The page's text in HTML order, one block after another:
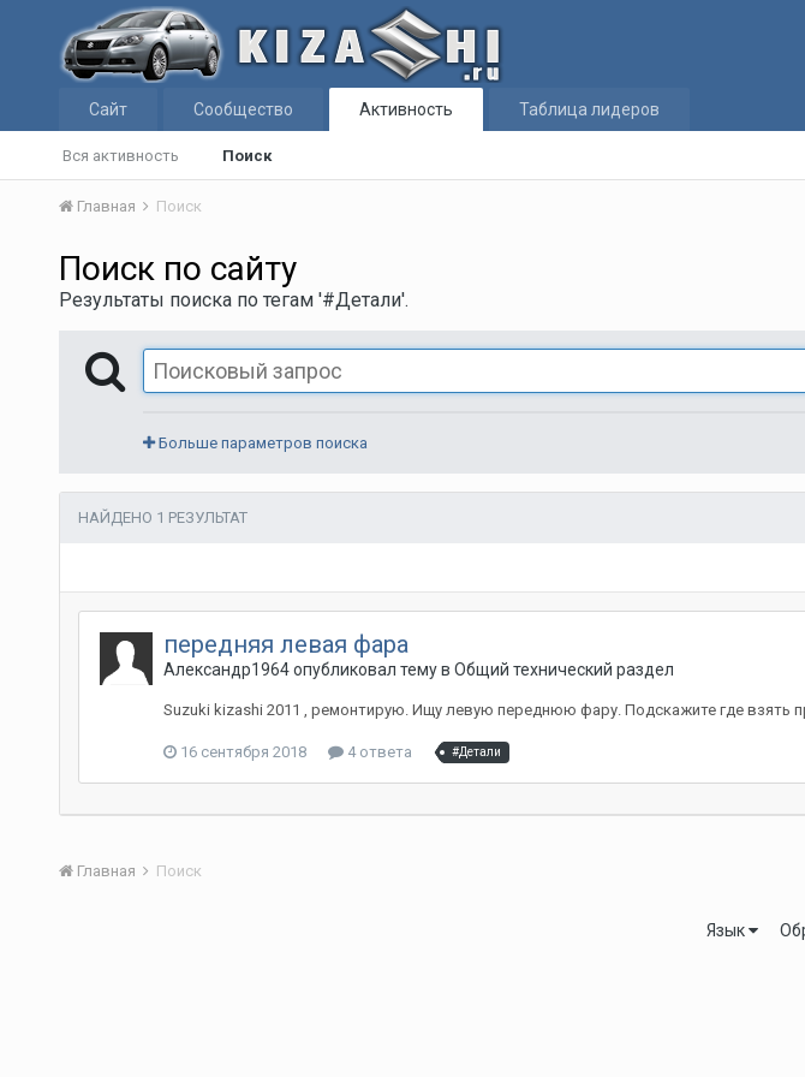
Сайт Сообщество Активность
Вся активность Поиск
Таблица лидеров
Главная Поиск
Поиск по сайту
Результаты поиска по тегам '#Детали'.
Больше параметров поиска
НАЙДЕНО 1 РЕЗУЛЬТАТ
передняя левая фара
Александр1964опубликовал тему в Общий технический раздел
Suzuki kizashi 2011 , ремонтирую. Ищу левую переднюю фару. Подскажите где взять
16 сентября 2018 4 ответа #Детали
Главная Поиск
Язык